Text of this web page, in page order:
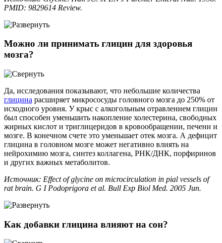
PMID: 9829614 Review.
Можно ли принимать глицин для здоровья
мозга?
Да, исследования показывают, что небольшие количества
глицина расширяет микрососуды головного мозга до 250% от
исходного уровня. У крыс с алкогольным отравлением глицин
был способен уменьшить накопление холестерина, свободных
жирных кислот и триглицеридов в кровообращении, печени и
мозге. В конечном счете это уменьшает отек мозга. А дефицит
глицина в головном мозге может негативно влиять на
нейрохимию мозга, синтез коллагена, РНК/ДНК, порфиринов
и других важных метаболитов.
Источник: Effect of glycine on microcirculation in pial vessels of
rat brain. G I Podoprigora et al. Bull Exp Biol Med. 2005 Jun.
Как добавки глицина влияют на сон?